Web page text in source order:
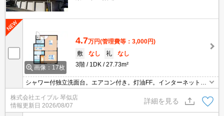
画像：17枚
4.7万円(管理費等：3,000円)
敷
なし 礼
なし
3階
1DK 27.73m²
シャワー付独立洗面台。エアコン付き。灯油FF。インターネット無
料。TVインターホン付き。クローゼット付。室内に洗濯機置場あ
り。駅から明るい道のり。駅まで平坦。初期費用カード払い可。
株式会社エイブル 琴似店
情報更新日 2026/08/07
詳細を見る